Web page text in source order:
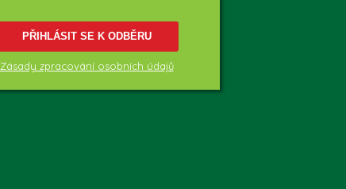
PŘIHLÁSIT SE K ODBĚRU
Zásady zpracování osobních údajů